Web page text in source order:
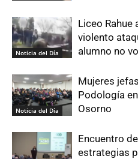
Noticia del Día
Liceo Rahue
violento
alumno no
Noticia del Día
Mujeres
Podología
Osorno
Encuentro
estrategias